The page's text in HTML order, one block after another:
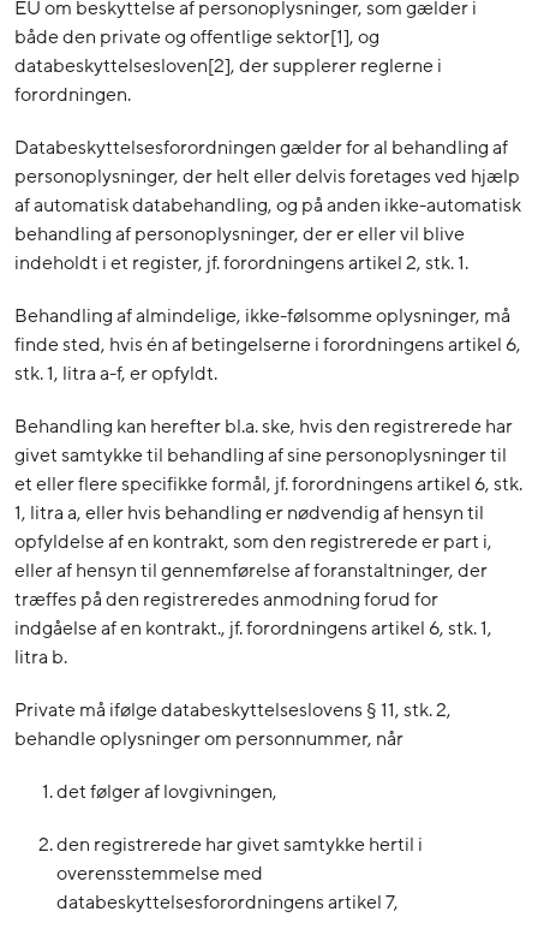
EU om beskyttelse af personoplysninger, som gælder i
både den private og offentlige sektor[1], og
databeskyttelsesloven[2], der supplerer reglerne i
forordningen.
Databeskyttelsesforordningen gælder for al behandling af
personoplysninger, der helt eller delvis foretages ved hjælp
af automatisk databehandling, og på anden ikke-automatisk
behandling af personoplysninger, der er eller vil blive
indeholdt i et register, jf. forordningens artikel 2, stk. 1.
Behandling af almindelige, ikke-følsomme oplysninger, må
finde sted, hvis én af betingelserne i forordningens artikel 6,
stk. 1, litra a-f, er opfyldt.
Behandling kan herefter bl.a. ske, hvis den registrerede har
givet samtykke til behandling af sine personoplysninger til
et eller flere specifikke formål, jf. forordningens artikel 6, stk.
1, litra a, eller hvis behandling er nødvendig af hensyn til
opfyldelse af en kontrakt, som den registrerede er part i,
eller af hensyn til gennemførelse af foranstaltninger, der
træffes på den registreredes anmodning forud for
indgåelse af en kontrakt., jf. forordningens artikel 6, stk. 1,
litra b.
Private må ifølge databeskyttelseslovens § 11, stk. 2,
behandle oplysninger om personnummer, når
det følger af lovgivningen,
den registrerede har givet samtykke hertil i
overensstemmelse med
databeskyttelsesforordningens artikel 7,